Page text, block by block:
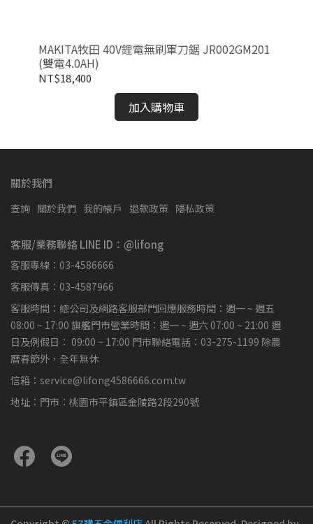
MAKITA牧田 40V鋰電無刷軍刀鋸 JR002GM201
(雙電4.0AH)
NT$18,400
加入購物車
關於我們
查詢 關於我們 我的帳戶 退款政策 隱私政策
客服/業務聯絡 LINE ID：@lifong
客服專線：03-4586666
客服傳真：03-4587966
客服時間：總公司及網路客服部門回應服務時間：週一 ~ 週五
08:00 ~ 17:00 旗艦門市營業時間：週一 ~ 週六 07:00 ~ 21:00 週
日及例假日： 09:00 ~ 17:00 門市聯絡電話：03-275-1199 除農
曆春節外，全年無休
信箱：service@lifong4586666.com.tw
地址：門市：桃園市平鎮區金陵路2段290號